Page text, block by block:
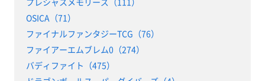
OSICA（71）
ファイナルファンタジーTCG（76）
ファイアーエムブレム0（274）
バディファイト（475）